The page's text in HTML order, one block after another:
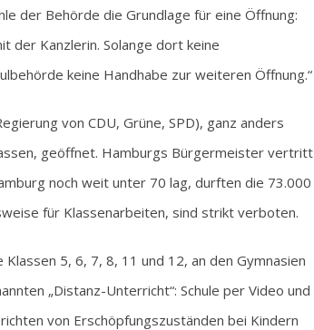
der Behörde die Grundlage für eine Öffnung:
der Kanzlerin. Solange dort keine
keine Handhabe zur weiteren Öffnung.“
von CDU, Grüne, SPD), ganz anders
geöffnet. Hamburgs Bürgermeister vertritt
noch weit unter 70 lag, durften die 73.000
für Klassenarbeiten, sind strikt verboten.
5, 6, 7, 8, 11 und 12, an den Gymnasien
„Distanz-Unterricht“: Schule per Video und
von Erschöpfungszuständen bei Kindern